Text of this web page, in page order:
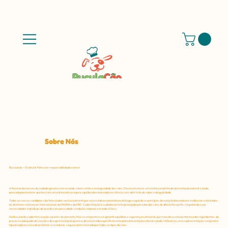
Sobre Nós
Ruculacão – O natural feito com responsabilidade e amor
A Ruculacão nasceu do cuidado genuíno com a saúde, o bem-estar e a longevidade dos cães. Desenvolvemos uma linha completa de alimentação natural cozida,
pensada para tutores que buscam uma alternativa segura, equilibrada e baseada em ciência, sem abrir mão do sabor e da qualidade.
Todos os nossos cardápios são formulados exclusivamente por uma médica-veterinária nutróloga, seguindo os princípios da nutrição baseada em evidências e alinhados
às diretrizes nutricionais internacionais da WSAVA e do NRC. Cada refeição é cuidadosamente planejada para atender cães de diferentes perfis, respeitando suas
necessidades individuais de acordo com peso, idade, condição corporal e estado clínico.
Na Ruculacão, cada formulação vai além do alimento. Nosso compromisso é garantir equilíbrio e segurança nutricional, por meio da escolha criteriosa dos ingredientes, do
processo adequado de cocção e da suplementação precisa, desenvolvida especificamente para alimentação natural cozida. Utilizamos uma suplementação completa e
hipoalergênica, livre de proteínas e leveduras, segura e bem tolerada por todos os tipos de cães.